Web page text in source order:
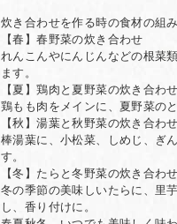
炊き合わせを作る時の食材の組
【春】春野菜の炊き合わせ
れんこんやにんじんなどの根菜
ます。
【夏】鶏肉と夏野菜の炊き合わせ
鶏もも肉をメインに、夏野菜の
【秋】湯葉と秋野菜の炊き合わせ
棒湯葉に、小松菜、しめじ、ぎ
す。
【冬】たらと冬野菜の炊き合わせ
冬の季節の美味しいたらに、里
し、香り付けに。